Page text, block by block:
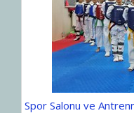
Spor Salonu ve